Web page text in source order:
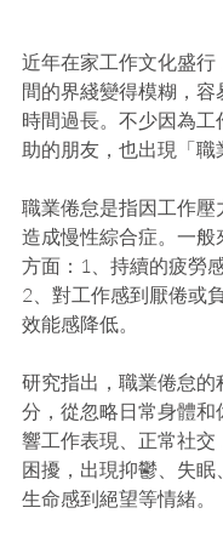
近年在家工作文化盛行
間的界綫變得模糊，
時間過長。不少因為
助的朋友，也出現「職
職業倦怠是指因工作壓
造成慢性綜合症。一般
方面：1、持續的疲勞
2、對工作感到厭倦或
效能感降低。
研究指出，職業倦怠的
分，從忽略日常身體和
響工作表現、正常社交
困擾，出現抑鬱、失
生命感到絕望等情緒。